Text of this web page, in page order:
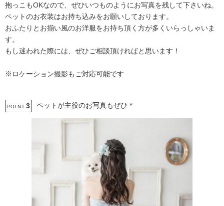
抱っこもOKなので、ぜひいつものようにお写真を残して下さいね。
ペットのお衣装はお持ち込みをお願いしております。
おふたりとお揃い風のお洋服をお持ち頂く方が多くいらっしゃいま
す。
もし迷われた際には、ぜひご相談頂ければと思います！
※ロケーション撮影もご対応可能です
POINT 3 ペットが主役のお写真もぜひ＊